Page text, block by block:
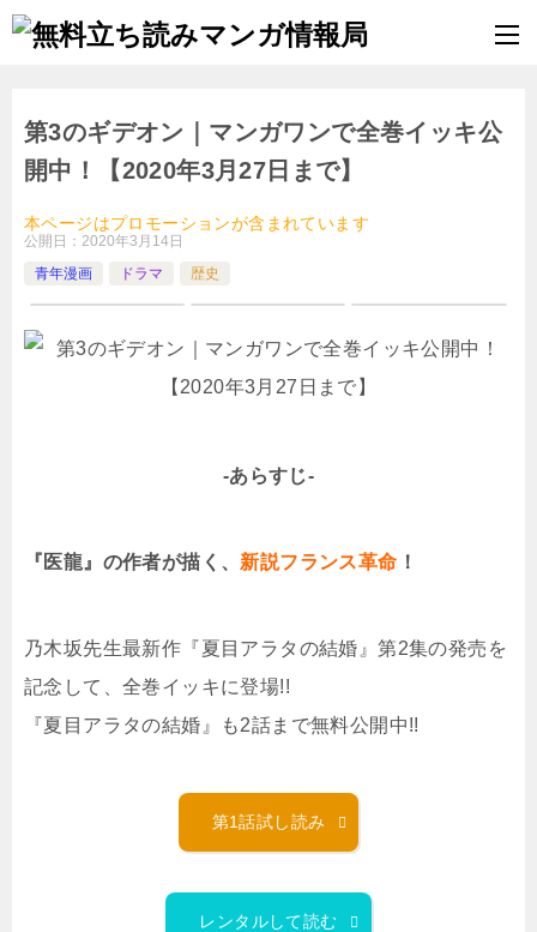
第3のギデオン｜マンガワンで全巻イッキ公
開中！【2020年3月27日まで】
本ページはプロモーションが含まれています
公開日： 2020年3月14日
青年漫画
ドラマ 歴史
-あらすじ-
『医龍』の作者が描く、 新説フランス革命 ！
乃木坂先生最新作『夏目アラタの結婚』第2集の発売を
記念して、全巻イッキに登場!!
『夏目アラタの結婚』も2話まで無料公開中!!
第1話試し読み
レンタルして読む